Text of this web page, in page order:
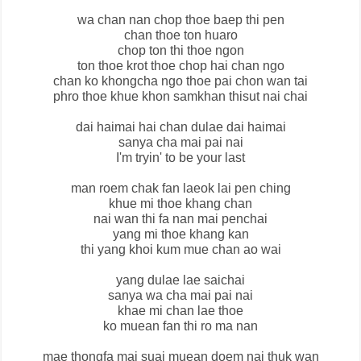
wa chan nan chop thoe baep thi pen
chan thoe ton huaro
chop ton thi thoe ngon
ton thoe krot thoe chop hai chan ngo
chan ko khongcha ngo thoe pai chon wan tai
phro thoe khue khon samkhan thisut nai chai
dai haimai hai chan dulae dai haimai
sanya cha mai pai nai
I'm tryin' to be your last
man roem chak fan laeok lai pen ching
khue mi thoe khang chan
nai wan thi fa nan mai penchai
yang mi thoe khang kan
thi yang khoi kum mue chan ao wai
yang dulae lae saichai
sanya wa cha mai pai nai
khae mi chan lae thoe
ko muean fan thi ro ma nan
mae thongfa mai suai muean doem nai thuk wan